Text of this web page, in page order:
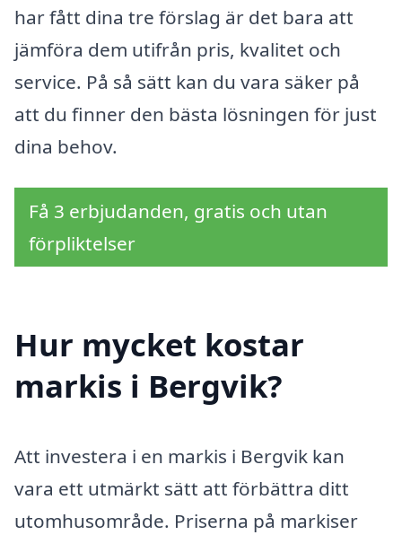
har fått dina tre förslag är det bara att
jämföra dem utifrån pris, kvalitet och
service. På så sätt kan du vara säker på
att du finner den bästa lösningen för just
dina behov.
Få 3 erbjudanden, gratis och utan
förpliktelser
Hur mycket kostar
markis i Bergvik?
Att investera i en markis i Bergvik kan
vara ett utmärkt sätt att förbättra ditt
utomhusområde. Priserna på markiser